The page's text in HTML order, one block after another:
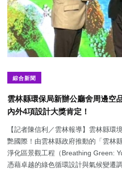
綜合新聞
雲林縣環保局新辦公廳舍周邊空
內外4項設計大獎肯定！
【記者陳信利／雲林報導】雲林縣環
艷國際！由雲林縣政府推動的「雲林
淨化區景觀工程（Breathing Green:
憑藉卓越的綠色循環設計與氣候變遷調